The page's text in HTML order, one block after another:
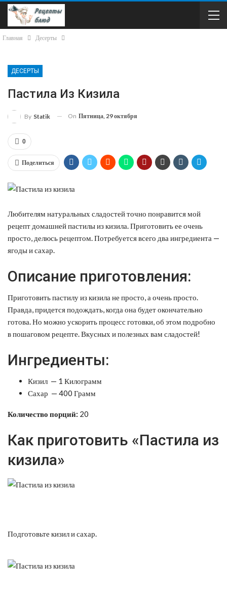
Главная Десерты
ДЕСЕРТЫ
Пастила Из Кизила
By Statik On Пятница, 29 октября
0
Поделиться
Любителям натуральных сладостей точно понравится мой
рецепт домашней пастилы из кизила. Приготовить ее очень
просто, делюсь рецептом. Потребуется всего два ингредиента —
ягоды и сахар.
Описание приготовления:
Приготовить пастилу из кизила не просто, а очень просто.
Правда, придется подождать, когда она будет окончательно
готова. Но можно ускорить процесс готовки, об этом подробно
в пошаговом рецепте. Вкусных и полезных вам сладостей!
Ингредиенты:
Кизил — 1 Килограмм
Сахар — 400 Грамм
Количество порций: 20
Как приготовить «Пастила из
кизила»
Подготовьте кизил и сахар.